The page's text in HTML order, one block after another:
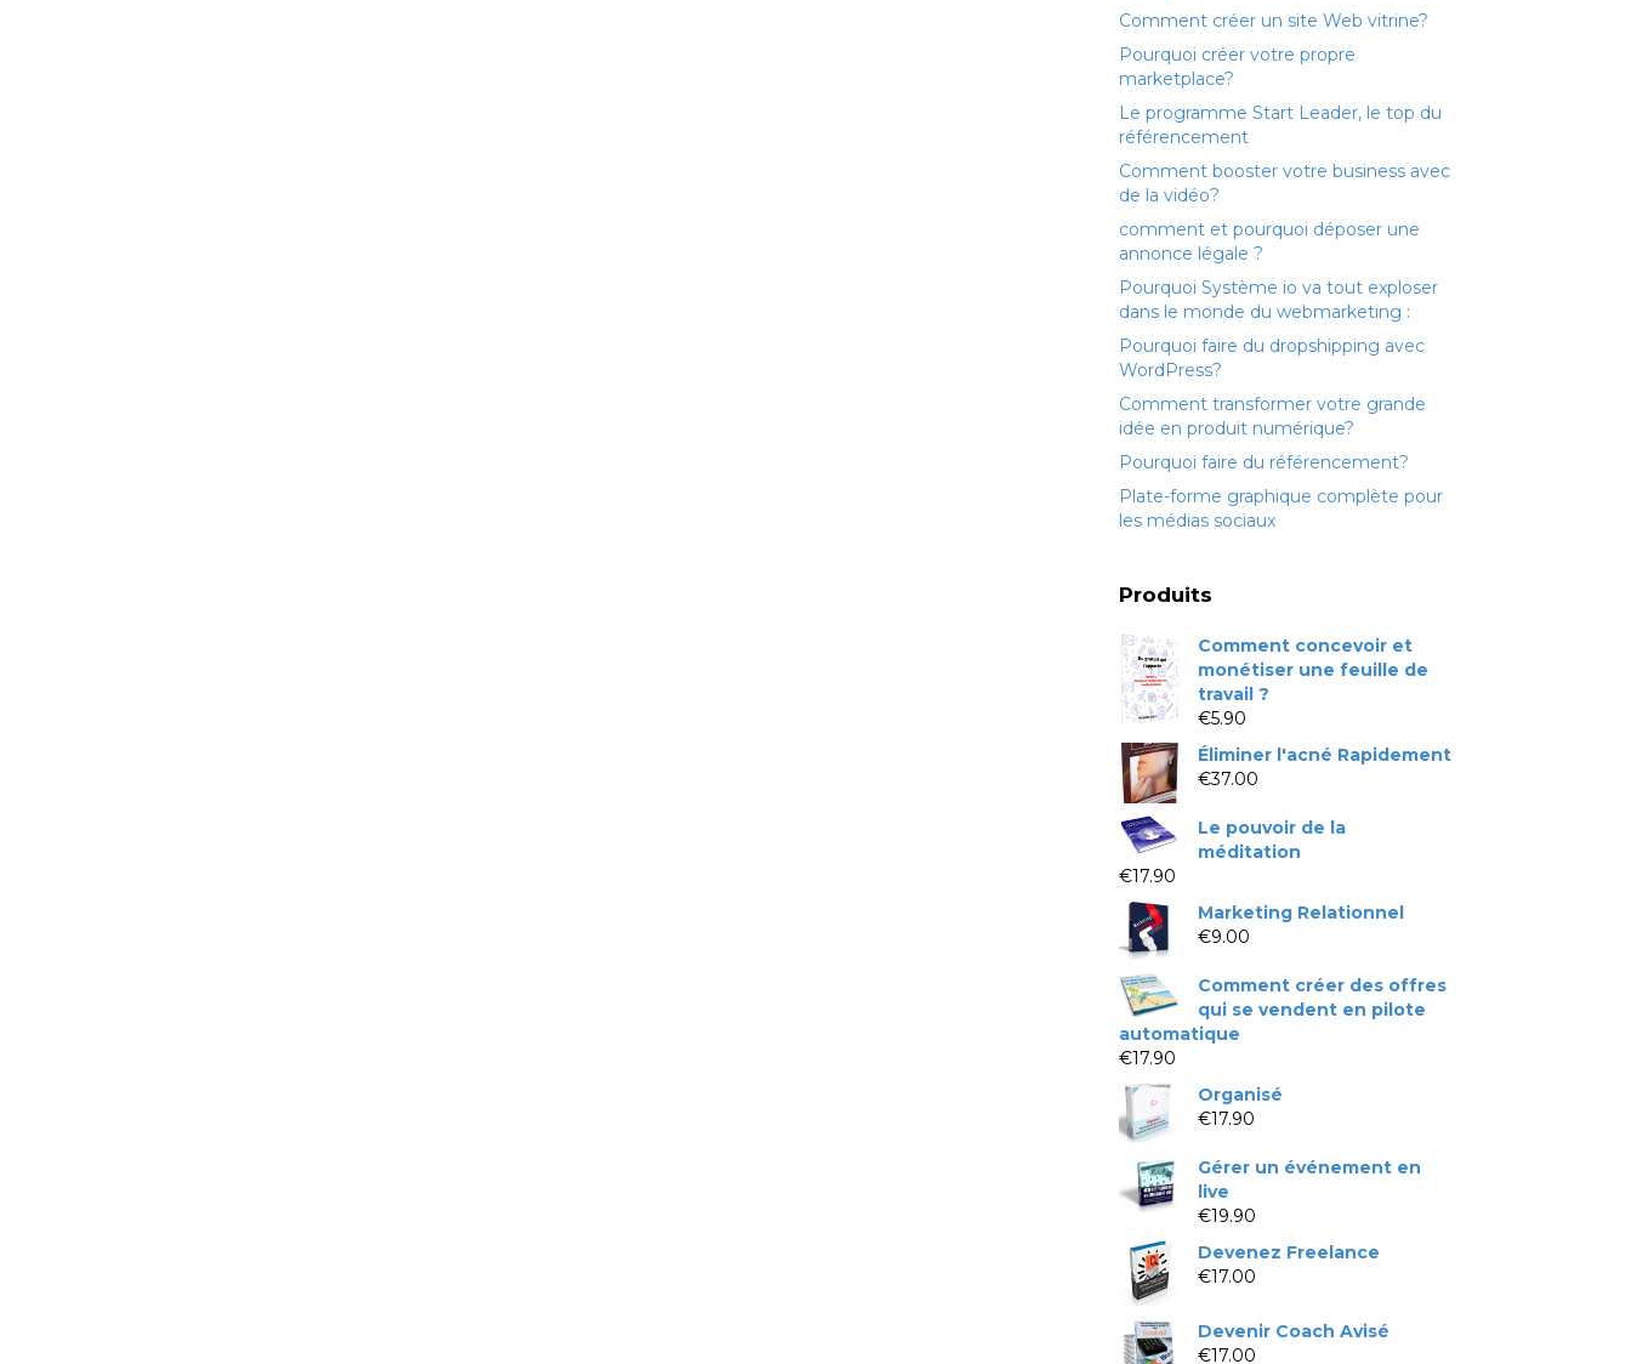
Comment créer un site Web vitrine?
Pourquoi créer votre propre
marketplace?
Le programme Start Leader, le top du
référencement
Comment booster votre business avec
de la vidéo?
comment et pourquoi déposer une
annonce légale ?
Pourquoi Système io va tout exploser
dans le monde du webmarketing :
Pourquoi faire du dropshipping avec
WordPress?
Comment transformer votre grande
idée en produit numérique?
Pourquoi faire du référencement?
Plate-forme graphique complète pour
les médias sociaux
Produits
Comment concevoir et
monétiser une feuille de
travail ?
€5.90
Éliminer l'acné Rapidement
€37.00
Le pouvoir de la
méditation
€17.90
Marketing Relationnel
€9.00
Comment créer des offres
qui se vendent en pilote
automatique
€17.90
Organisé
€17.90
Gérer un événement en
live
€19.90
Devenez Freelance
€17.00
Devenir Coach Avisé
€17.00